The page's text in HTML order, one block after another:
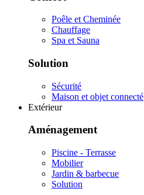
Poêle et Cheminée
Chauffage
Spa et Sauna
Solution
Sécurité
Maison et objet connecté
Extérieur
Aménagement
Piscine - Terrasse
Mobilier
Jardin & barbecue
Solution